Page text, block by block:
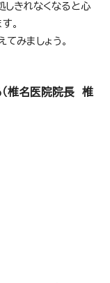
しきれなくなると心
。
てみましょう。
椎名医院院長 椎